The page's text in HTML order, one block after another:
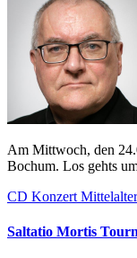
Am Mittwoch, den 24.02.2010 spielt Nitzer Ebb im Matrix in
Bochum. Los gehts
CD Konzert
Saltatio Mortis